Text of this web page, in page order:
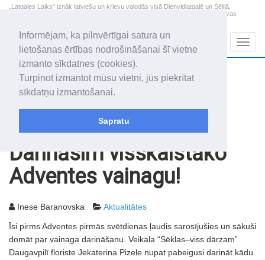
Informējam, ka pilnvērtīgai satura un
lietošanas ērtības nodrošināšanai šī vietne
izmanto sīkdatnes (cookies).
Turpinot izmantot mūsu vietni, jūs piekrītat
sīkdatņu izmantošanai.
Sapratu
„Latgales Laiks” iznāk latviešu un krievu valodās visā Dienvidlatgalē un Sēlijā,
„Latgales Laiks” latviešu valodā aptver Daugavpils valstspilsētu, Augšdaugavas
2026. gada 7. augusts
Piektdiena
Alfrēds, Fredis, Madars
+22.2
Darināsim visskaistāko
Adventes vainagu!
Inese Baranovska Aktualitātes
Īsi pirms Adventes pirmās svētdienas ļaudis sarosījušies un sākuši
domāt par vainaga darināšanu. Veikala “Sēklas–viss dārzam”
Daugavpilī floriste Jekaterina Pizele nupat pabeigusi darināt kādu